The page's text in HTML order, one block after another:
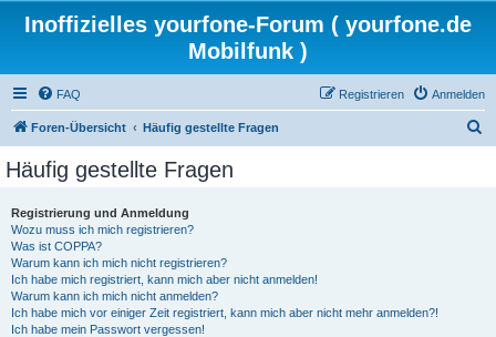
Inoffizielles yourfone-Forum ( yourfone.de
Mobilfunk )
FAQ Anmelden
Registrieren
Foren-Übersicht Häufig gestellte Fragen
Häufig gestellte Fragen
Registrierung und Anmeldung
Wozu muss ich mich registrieren?
Was ist COPPA?
Warum kann ich mich nicht registrieren?
Ich habe mich registriert, kann mich aber nicht anmelden!
Warum kann ich mich nicht anmelden?
Ich habe mich vor einiger Zeit registriert, kann mich aber nicht mehr anmelden?!
Ich habe mein Passwort vergessen!